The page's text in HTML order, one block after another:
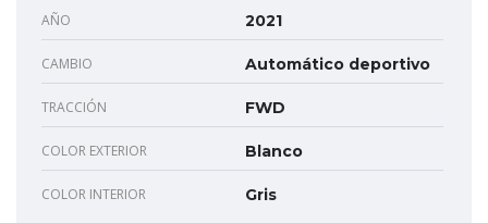
AÑO 2021
CAMBIO Automático deportivo
TRACCIÓN FWD
COLOR EXTERIOR Blanco
COLOR INTERIOR Gris